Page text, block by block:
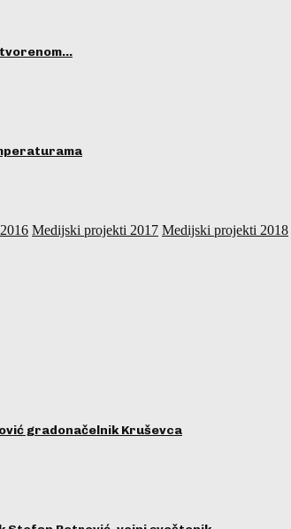
Medijski projekti 2017 Medijski projekti 2018
gradonačelnik Kruševca